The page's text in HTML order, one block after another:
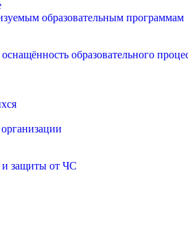
образовательным программам
образовательного
защиты от ЧС